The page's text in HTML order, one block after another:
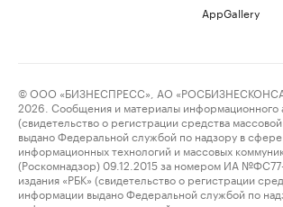
AppGallery
© ООО «БИЗНЕСПРЕСС», АО
2026. Сообщения и материалы информационного
(свидетельство о регистрации средства
выдано Федеральной службой по надзору в сфере
информационных технологий и массовых
(Роскомнадзор) 09.12.2015 за номером ИА
издания «РБК» (свидетельство о регистрации
информации выдано Федеральной службой по